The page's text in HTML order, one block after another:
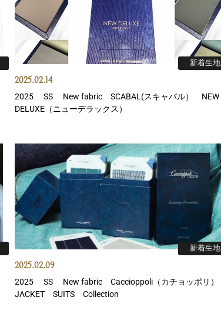
2025.02.14
新着生地
2025 SS New fabric SCABAL(スキャバル） NEW
DELUXE（ニューデラックス）
2025.02.09
新着生地
2025 SS New fabric Caccioppoli（カチョッポリ）
JACKET SUITS Collection